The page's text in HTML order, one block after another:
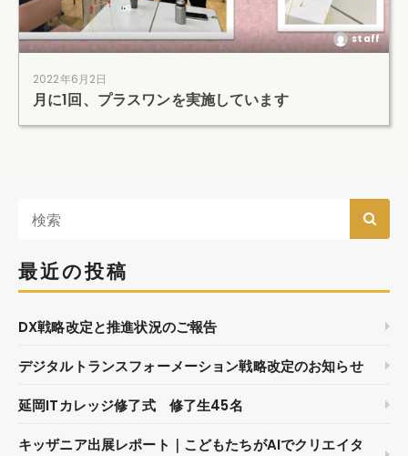
staff
2022年6月2日
月に1回、プラスワンを実施しています
最近の投稿
DX戦略改定と推進状況のご報告
デジタルトランスフォーメーション戦略改定のお知らせ
延岡ITカレッジ修了式 修了生45名
キッザニア出展レポート｜こどもたちがAIでクリエイタ